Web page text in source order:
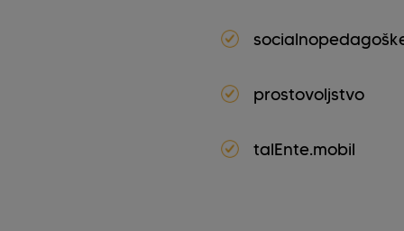
prostovoljstvo
talEnte.mobil